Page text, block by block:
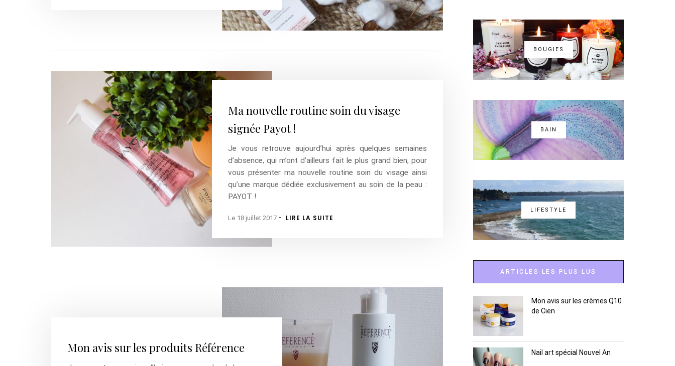
Ma nouvelle routine soin du visage
signée Payot !
Je vous retrouve aujourd’hui après quelques semaines
d’absence, qui m’ont d’ailleurs fait le plus grand bien, pour
vous présenter ma nouvelle routine soin du visage ainsi
qu’une marque dédiée exclusivement au soin de la peau :
PAYOT !
Le 18 juillet 2017 - LIRE LA SUITE
Mon avis sur les produits Référence
BOUGIES
BAIN
LIFESTYLE
ARTICLES LES PLUS LUS
Mon avis sur les crèmes Q10
de Cien
Nail art spécial Nouvel An